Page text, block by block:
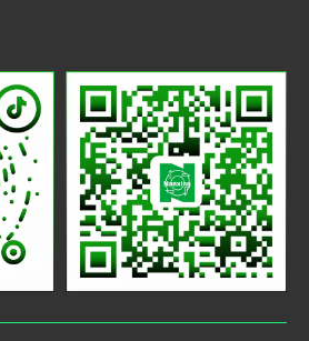
微信
公众号